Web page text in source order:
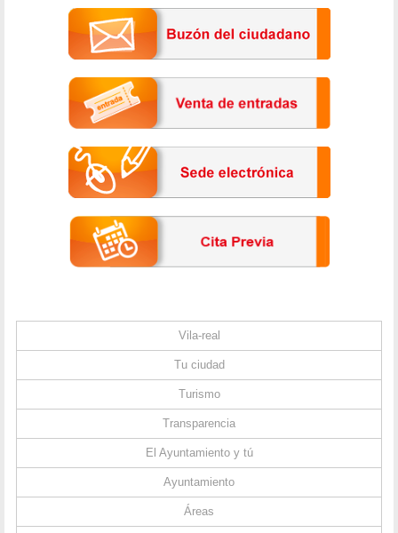
Vila-real
Tu ciudad
Turismo
Transparencia
El Ayuntamiento y tú
Ayuntamiento
Áreas